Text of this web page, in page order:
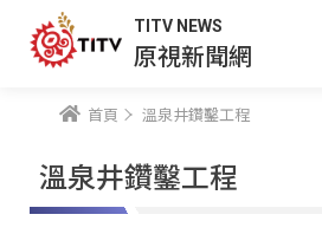
TITV NEWS
原視新聞網
首頁 溫泉井鑽鑿工程
溫泉井鑽鑿工程